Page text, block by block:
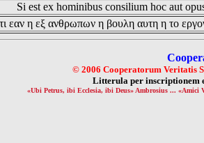
Si est ex hominibus consilium hoc aut
εαν η εξ ανθρωπων η βουλη αυτη η το
© 2006 Cooperatorum Veritatis
Litterula per
«Ubi Petrus, ibi Ecclesia, ibi Deus» Ambrosius ... «Amici